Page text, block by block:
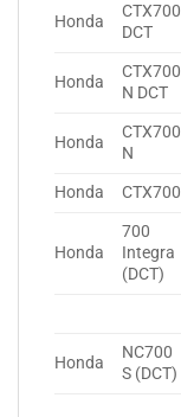
Honda
CTX700
DCT
Honda
CTX700
N DCT
Honda
CTX700
N
Honda CTX700
Honda
700
Integra
(DCT)
Honda
NC700
S (DCT)